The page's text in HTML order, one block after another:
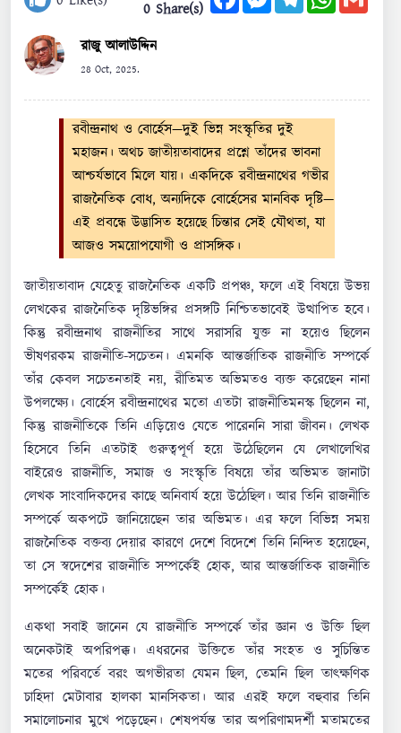
0 Share(s)
রাজু আলাউদ্দিন
28 Oct, 2025.
রবীন্দ্রনাথ ও বোর্হেস—দুই ভিন্ন সংস্কৃতির দুই
মহাজন। অথচ জাতীয়তাবাদের প্রশ্নে তাঁদের ভাবনা
আশ্চর্যভাবে মিলে যায়। একদিকে রবীন্দ্রনাথের গভীর
রাজনৈতিক বোধ, অন্যদিকে বোর্হেসের মানবিক দৃষ্টি—
এই প্রবন্ধে উদ্ভাসিত হয়েছে চিন্তার সেই যৌথতা, যা
আজও সময়োপযোগী ও প্রাসঙ্গিক।
জাতীয়তাবাদ যেহেতু রাজনৈতিক একটি প্রপঞ্চ, ফলে এই বিষয়ে উভয়
লেখকের রাজনৈতিক দৃষ্টিভঙ্গির প্রসঙ্গটি নিশ্চিতভাবেই উত্থাপিত হবে।
কিন্তু রবীন্দ্রনাথ রাজনীতির সাথে সরাসরি যুক্ত না হয়েও ছিলেন
ভীষণরকম রাজনীতি-সচেতন। এমনকি আন্তর্জাতিক রাজনীতি সম্পর্কে
তাঁর কেবল সচেতনতাই নয়, রীতিমত অভিমতও ব্যক্ত করেছেন নানা
উপলক্ষ্যে। বোর্হেস রবীন্দ্রনাথের মতো এতটা রাজনীতিমনস্ক ছিলেন না,
কিন্তু রাজনীতিকে তিনি এড়িয়েও যেতে পারেননি সারা জীবন। লেখক
হিসেবে তিনি এতটাই গুরুত্বপূর্ণ হয়ে উঠেছিলেন যে লেখালেখির
বাইরেও রাজনীতি, সমাজ ও সংস্কৃতি বিষয়ে তাঁর অভিমত জানাটা
লেখক সাংবাদিকদের কাছে অনিবার্য হয়ে উঠেছিল। আর তিনি রাজনীতি
সম্পর্কে অকপটে জানিয়েছেন তার অভিমত। এর ফলে বিভিন্ন সময়
রাজনৈতিক বক্তব্য দেয়ার কারণে দেশে বিদেশে তিনি নিন্দিত হয়েছেন,
তা সে স্বদেশের রাজনীতি সম্পর্কেই হোক, আর আন্তর্জাতিক রাজনীতি
সম্পর্কেই হোক।
একথা সবাই জানেন যে রাজনীতি সম্পর্কে তাঁর জ্ঞান ও উক্তি ছিল
অনেকটাই অপরিপক্ক। এধরনের উক্তিতে তাঁর সংহত ও সুচিন্তিত
মতের পরিবর্তে বরং অগভীরতা যেমন ছিল, তেমনি ছিল তাৎক্ষণিক
চাহিদা মেটাবার হালকা মানসিকতা। আর এরই ফলে বহুবার তিনি
সমালোচনার মুখে পড়েছেন। শেষপর্যন্ত তার অপরিণামদর্শী মতামতের